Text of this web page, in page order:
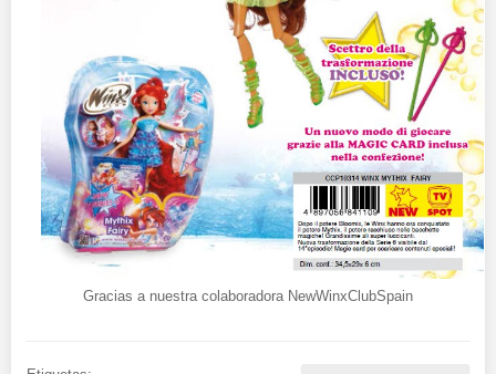
Gracias a nuestra colaboradora NewWinxClubSpain